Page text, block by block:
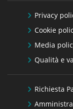
Privacy
Cookie
Media
Qualità e
Richiesta